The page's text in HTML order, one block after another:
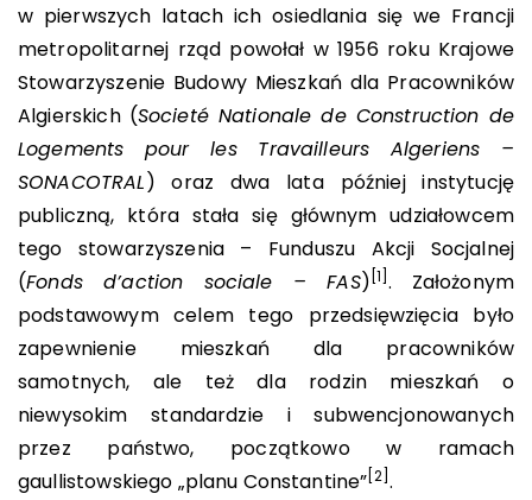
w pierwszych latach ich osiedlania się we Francji
metropolitarnej rząd powołał w 1956 roku Krajowe
Stowarzyszenie Budowy Mieszkań dla Pracowników
Algierskich (Societé Nationale de Construction de
Logements pour les Travailleurs Algeriens –
SONACOTRAL) oraz dwa lata później instytucję
publiczną, która stała się głównym udziałowcem
tego stowarzyszenia – Funduszu Akcji Socjalnej
(Fonds d’action sociale – FAS) [1] . Założonym
podstawowym celem tego przedsięwzięcia było
zapewnienie mieszkań dla pracowników
samotnych, ale też dla rodzin mieszkań o
niewysokim standardzie i subwencjonowanych
przez państwo, początkowo w ramach
gaullistowskiego „planu Constantine” [2] .